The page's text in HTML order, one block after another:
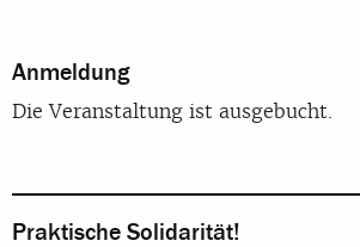
Anmeldung
Die Veranstaltung ist ausgebucht.
Praktische Solidarität!